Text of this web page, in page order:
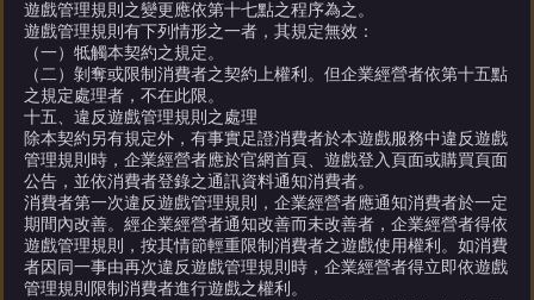
遊戲管理規則之變更應依第十七點之程序為之。
遊戲管理規則有下列情形之一者，其規定無效：
（一）牴觸本契約之規定。
（二）剝奪或限制消費者之契約上權利。但企業經營者依第十五點
之規定處理者，不在此限。
十五、違反遊戲管理規則之處理
除本契約另有規定外，有事實足證消費者於本遊戲服務中違反遊戲
管理規則時，企業經營者應於官網首頁、遊戲登入頁面或購買頁面
公告，並依消費者登錄之通訊資料通知消費者。
消費者第一次違反遊戲管理規則，企業經營者應通知消費者於一定
期間內改善。經企業經營者通知改善而未改善者，企業經營者得依
遊戲管理規則，按其情節輕重限制消費者之遊戲使用權利。如消費
者因同一事由再次違反遊戲管理規則時，企業經營者得立即依遊戲
管理規則限制消費者進行遊戲之權利。